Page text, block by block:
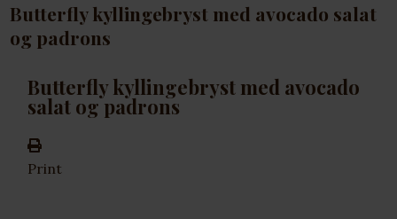
Butterfly kyllingebryst med avocado salat
og padrons
Butterfly kyllingebryst med avocado
salat og padrons
Print